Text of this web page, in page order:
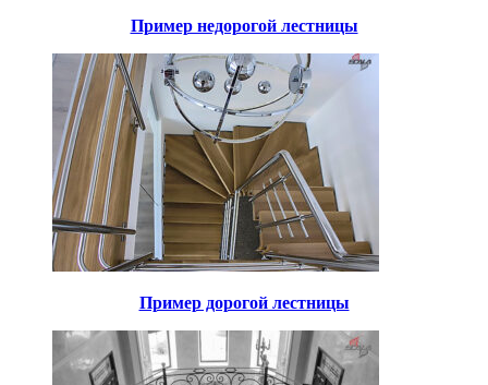
Пример недорогой лестницы
Пример дорогой лестницы